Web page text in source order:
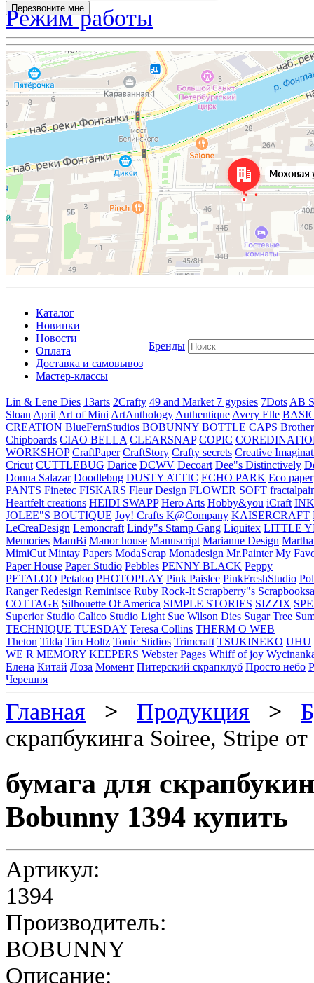
Режим работы
Каталог
Новинки
Новости
Оплата
Доставка и самовывоз
Мастер-классы
Бренды
Lin & Lene Dies 13arts 2Crafty 49 and Market 7 gypsies 7Dots AB
Sloan April Art of Mini ArtAnthology Authentique Avery Elle
CREATION BlueFernStudios BOBUNNY BOTTLE CAPS Brother
Chipboards CIAO BELLA CLEARSNAP COPIC
WORKSHOP CraftPaper CraftStory Crafty secrets Creative
Cricut CUTTLEBUG Darice DCWV Decoart Dee"s Distinctively
Donna Salazar Doodlebug DUSTY ATTIC ECHO PARK Eco paper
PANTS Finetec FISKARS Fleur Design FLOWER SOFT
Heartfelt creations HEIDI SWAPP Hero Arts Hobby&you iCraft
JOLEE"S BOUTIQUE Joy! Crafts K@Company KAISERCRAFT
LeCreaDesign Lemoncraft Lindy"s Stamp Gang Liquitex LITTLE
Memories MamBi Manor house Manuscript Marianne Design
MimiCut Mintay Papers ModaScrap Monadesign Mr.Painter My
Paper House Paper Studio Pebbles PENNY BLACK Peppy
PETALOO Petaloo PHOTOPLAY Pink Paislee PinkFreshStudio
Ranger Redesign Reminisce Ruby Rock-It Scrapberry"s
COTTAGE Silhouette Of America SIMPLE STORIES SIZZIX
Superior Studio Calico Studio Light Sue Wilson Dies Sugar Tree
TECHNIQUE TUESDAY Teresa Collins THERM O WEB
Theton Tilda Tim Holtz Tonic Stidios Trimcraft TSUKINEKO UHU
WE R MEMORY KEEPERS Webster Pages Whiff of joy
Елена Китай Лоза Момент Питерский скрапклуб Просто небо
Черешня
Главная > Продукция >
скрапбукинга Soiree, Stripe
бумага для
Bobunny 1394 купить
Артикул:
1394
Производитель:
BOBUNNY
Описание: